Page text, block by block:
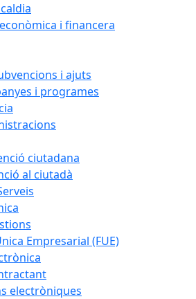
i financera
i ajuts
i programes
ciutadana
al ciutadà
Empresarial (FUE)
electròniques